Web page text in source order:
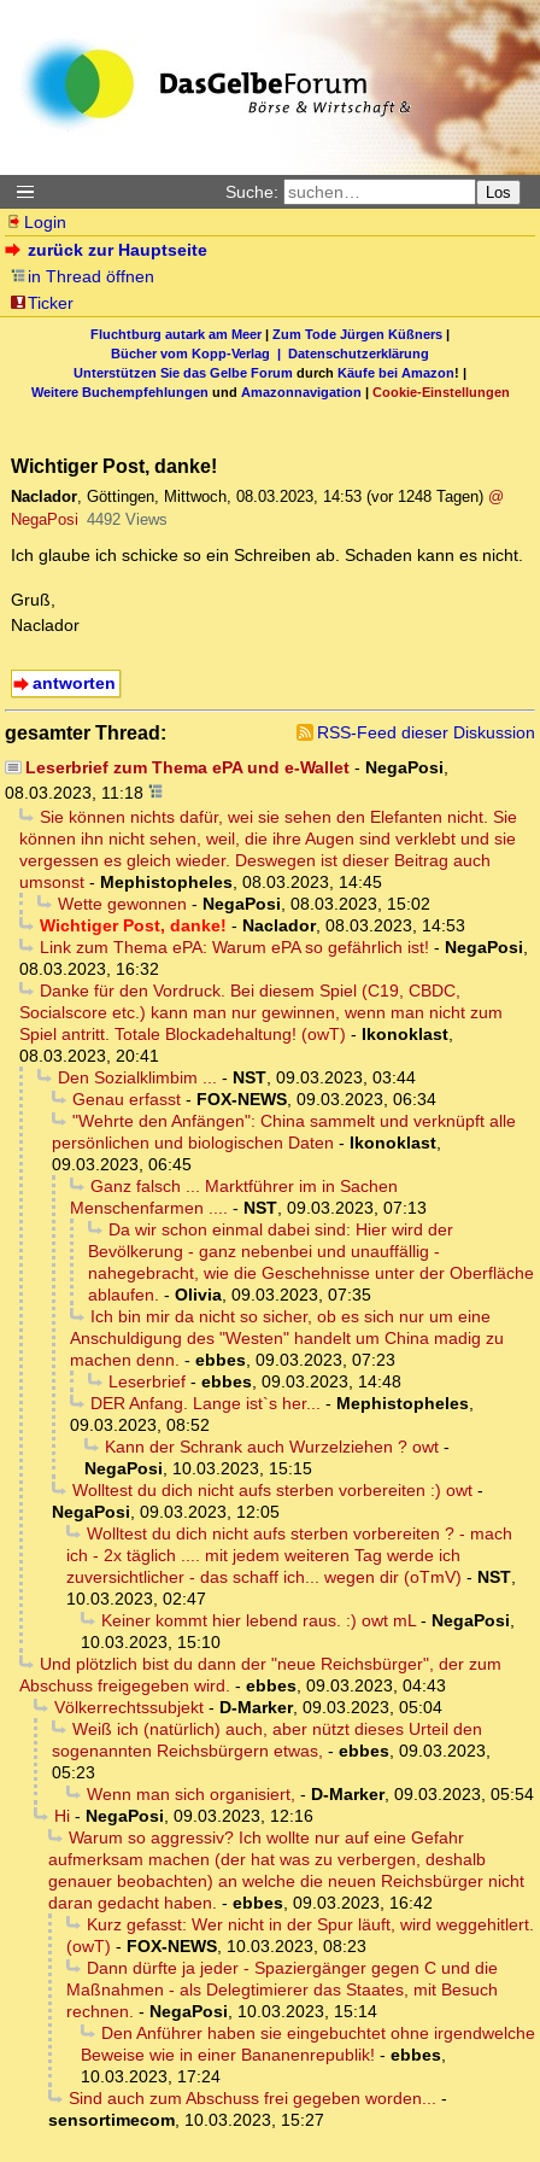
Suche: Los
Login
zurück zur Hauptseite
in Thread öffnen
Ticker
Fluchtburg autark am Meer| Zum Tode Jürgen Küßners |
Bücher vom Kopp-Verlag | Datenschutzerklärung
Unterstützen Sie das Gelbe Forum durch Käufe bei Amazon! |
Weitere Buchempfehlungen und Amazonnavigation | Cookie-Einstellungen
Wichtiger Post, danke!
Naclador, Göttingen, Mittwoch, 08.03.2023, 14:53 (vor 1248 Tagen) @
NegaPosi 4492 Views
Ich glaube ich schicke so ein Schreiben ab. Schaden kann es nicht.
Gruß,
Naclador
antworten
gesamter Thread:
RSS-Feed dieser Diskussion
Leserbrief zum Thema ePA und e-Wallet- NegaPosi,
08.03.2023, 11:18
Sie können nichts dafür, wei sie sehen den Elefanten nicht. Sie
können ihn nicht sehen, weil, die ihre Augen sind verklebt und sie
vergessen es gleich wieder. Deswegen ist dieser Beitrag auch
umsonst - Mephistopheles, 08.03.2023, 14:45
Wette gewonnen - NegaPosi, 08.03.2023, 15:02
Wichtiger Post, danke! - Naclador, 08.03.2023, 14:53
Link zum Thema ePA: Warum ePA so gefährlich ist! - NegaPosi,
08.03.2023, 16:32
Danke für den Vordruck. Bei diesem Spiel (C19, CBDC,
Socialscore etc.) kann man nur gewinnen, wenn man nicht zum
Spiel antritt. Totale Blockadehaltung! (owT) - Ikonoklast,
08.03.2023, 20:41
Den Sozialklimbim ... - NST, 09.03.2023, 03:44
Genau erfasst- FOX-NEWS, 09.03.2023, 06:34
"Wehrte den Anfängen": China sammelt und verknüpft alle
persönlichen und biologischen Daten - Ikonoklast,
09.03.2023, 06:45
Ganz falsch ... Marktführer im in Sachen
Menschenfarmen .... - NST, 09.03.2023, 07:13
Da wir schon einmal dabei sind: Hier wird der
Bevölkerung - ganz nebenbei und unauffällig -
nahegebracht, wie die Geschehnisse unter der Oberfläche
ablaufen. - Olivia, 09.03.2023, 07:35
Ich bin mir da nicht so sicher, ob es sich nur um eine
Anschuldigung des "Westen" handelt um China madig zu
machen denn. - ebbes, 09.03.2023, 07:23
Leserbrief- ebbes, 09.03.2023, 14:48
DER Anfang. Lange ist`s her... - Mephistopheles,
09.03.2023, 08:52
Kann der Schrank auch Wurzelziehen ? owt-
NegaPosi, 10.03.2023, 15:15
Wolltest du dich nicht aufs sterben vorbereiten :) owt-
NegaPosi, 09.03.2023, 12:05
Wolltest du dich nicht aufs sterben vorbereiten ? - mach
ich - 2x täglich .... mit jedem weiteren Tag werde ich
zuversichtlicher - das schaff ich... wegen dir (oTmV) - NST,
10.03.2023, 02:47
Keiner kommt hier lebend raus. :) owt mL- NegaPosi,
10.03.2023, 15:10
Und plötzlich bist du dann der "neue Reichsbürger", der zum
Abschuss freigegeben wird. - ebbes, 09.03.2023, 04:43
Völkerrechtssubjekt- D-Marker, 09.03.2023, 05:04
Weiß ich (natürlich) auch, aber nützt dieses Urteil den
sogenannten Reichsbürgern etwas, - ebbes, 09.03.2023,
05:23
Wenn man sich organisiert, - D-Marker, 09.03.2023, 05:54
Hi- NegaPosi, 09.03.2023, 12:16
Warum so aggressiv? Ich wollte nur auf eine Gefahr
aufmerksam machen (der hat was zu verbergen, deshalb
genauer beobachten) an welche die neuen Reichsbürger nicht
daran gedacht haben. - ebbes, 09.03.2023, 16:42
Kurz gefasst: Wer nicht in der Spur läuft, wird weggehitlert.
(owT) - FOX-NEWS, 10.03.2023, 08:23
Dann dürfte ja jeder - Spaziergänger gegen C und die
Maßnahmen - als Delegtimierer das Staates, mit Besuch
rechnen. - NegaPosi, 10.03.2023, 15:14
Den Anführer haben sie eingebuchtet ohne irgendwelche
Beweise wie in einer Bananenrepublik! - ebbes,
10.03.2023, 17:24
Sind auch zum Abschuss frei gegeben worden... -
sensortimecom, 10.03.2023, 15:27